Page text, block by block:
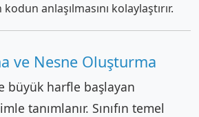
anlaşılmasını kolaylaştırır.
ve Nesne Oluşturma
büyük harfle başlayan
tanımlanır. Sınıfın temel